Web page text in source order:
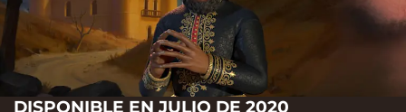
DISPONIBLE EN JULIO DE 2020